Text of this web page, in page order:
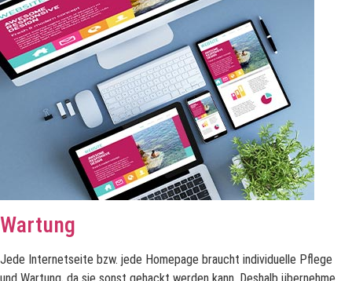
Wartung
Jede Internetseite bzw. jede Homepage braucht individuelle Pflege